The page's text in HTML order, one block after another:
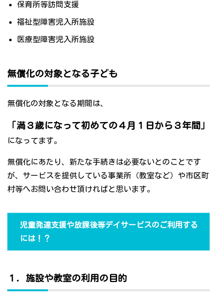
保育所等訪問支援
福祉型障害児入所施設
医療型障害児入所施設
無償化の対象となる子ども
無償化の対象となる期間は、
「満３歳になって初めての４月１日から３年間」
になってます。
無償化にあたり、新たな手続きは必要ないとのことです
が、サービスを提供している事業所（教室など）や市区町
村等へお問い合わせ頂ければと思います。
児童発達支援や放課後等デイサービスのご利用する
には！？
１．施設や教室の利用の目的